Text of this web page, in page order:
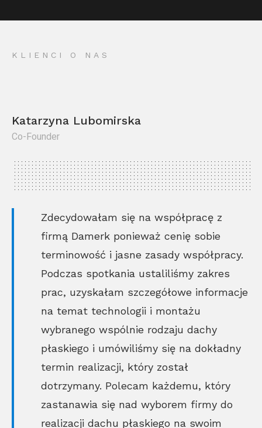
KLIENCI O NAS
Katarzyna Lubomirska
Co-Founder
Zdecydowałam się na współpracę z
firmą Damerk ponieważ cenię sobie
terminowość i jasne zasady współpracy.
Podczas spotkania ustaliliśmy zakres
prac, uzyskałam szczegółowe informacje
na temat technologii i montażu
wybranego wspólnie rodzaju dachy
płaskiego i umówiliśmy się na dokładny
termin realizacji, który został
dotrzymany. Polecam każdemu, który
zastanawia się nad wyborem firmy do
realizacji dachu płaskiego na swoim